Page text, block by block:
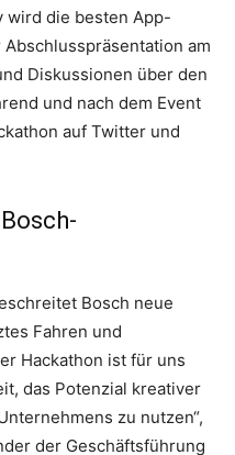
wird die besten App-
am
Diskussionen über den
und nach dem Event
auf Twitter und
Bosch neue
Fahren und
Hackathon ist für uns
das Potenzial kreativer
zu nutzen“,
der Geschäftsführung